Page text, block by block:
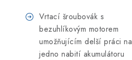
Vrtací šroubovák s
bezuhlíkovým motorem
umožňujícím delší práci na
jedno nabití akumulátoru